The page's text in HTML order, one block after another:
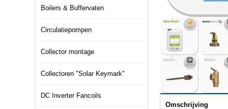
Boilers & Buffervaten
Circulatiepompen
Collector montage
Collectoren "Solar Keymark"
DC Inverter Fancoils
Omschrijving